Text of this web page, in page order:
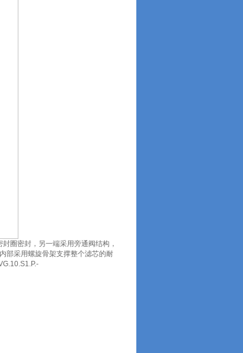
圈密封，另一端采用旁通阀结构，
部采用螺旋骨架支撑整个滤芯的耐